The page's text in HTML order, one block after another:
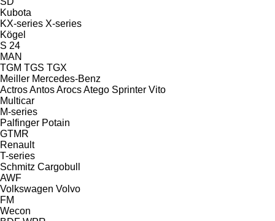
Kubota
KX-series X-series
Kögel
S 24
MAN
TGM TGS TGX
Meiller Mercedes-Benz
ActrosAntosArocsAtego Sprinter Vito
Multicar
M-series
Palfinger Potain
GTMR
Renault
T-series
Schmitz Cargobull
AWF
Volkswagen Volvo
FM
Wecon